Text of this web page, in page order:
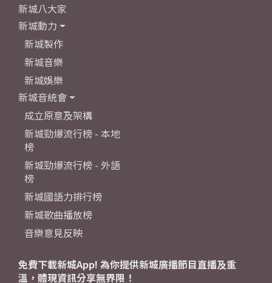
新城八大家
新城動力
新城製作
新城音樂
新城娛樂
新城音統會
成立原意及架構
新城勁爆流行榜 - 本地
榜
新城勁爆流行榜 - 外語
榜
新城國語力排行榜
新城歌曲播放榜
音樂意見反映
免費下載新城App! 為你提供新城廣播節目直播及重
溫，體現資訊分享無界限！